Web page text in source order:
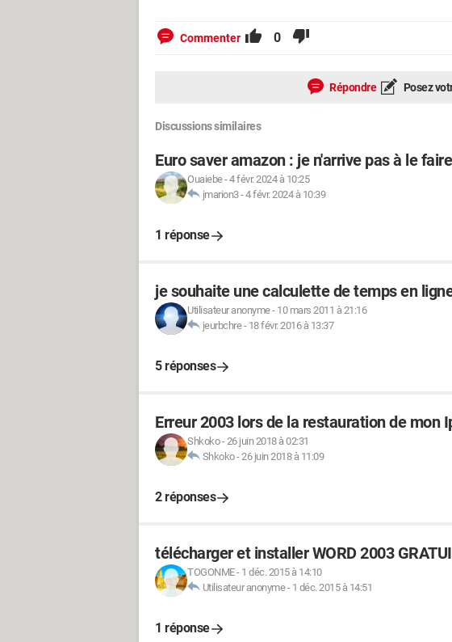
Commenter 0
Répondre Posez
Discussions similaires
Euro saver amazon : je n'arrive pas à le
Ouaiebe-4 févr. 2024 à 10:25
jmarion3-4 févr. 2024 à 10:39
1 réponse
je souhaite une calculette de temps en
Utilisateur anonyme- 10 mars 2011 à 21:16
jeurbchre- 18 févr. 2016 à 13:37
5 réponses
Erreur 2003 lors de la restauration de mon
Shkoko-26 juin 2018 à 02:31
Shkoko-26 juin 2018 à 11:09
2 réponses
télécharger et installer WORD 2003
TOGONME- 1 déc. 2015 à 14:10
Utilisateur anonyme- 1 déc. 2015 à 14:51
1 réponse